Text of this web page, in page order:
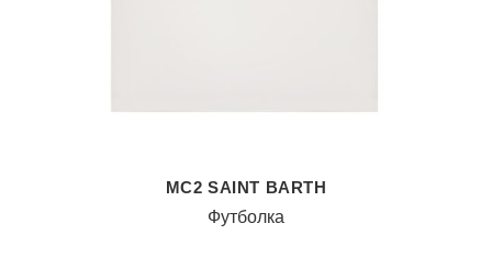
MC2 SAINT BARTH
Футболка